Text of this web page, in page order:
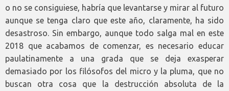
o no se consiguiese, habría que levantarse y mirar al futuro
aunque se tenga claro que este año, claramente, ha sido
desastroso. Sin embargo, aunque todo salga mal en este
2018 que acabamos de comenzar, es necesario educar
paulatinamente a una grada que se deja exasperar
demasiado por los filósofos del micro y la pluma, que no
buscan otra cosa que la destrucción absoluta de la